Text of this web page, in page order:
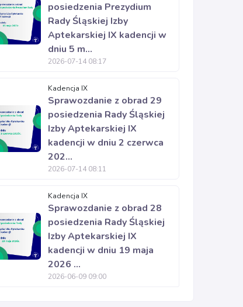
posiedzenia Prezydium
Rady Śląskiej Izby
Aptekarskiej IX kadencji w
dniu 5 m...
2026-07-14 08:17
Kadencja IX
Sprawozdanie z obrad 29
posiedzenia Rady Śląskiej
Izby Aptekarskiej IX
kadencji w dniu 2 czerwca
202...
2026-07-14 08:11
Kadencja IX
Sprawozdanie z obrad 28
posiedzenia Rady Śląskiej
Izby Aptekarskiej IX
kadencji w dniu 19 maja
2026 ...
2026-06-09 09:00